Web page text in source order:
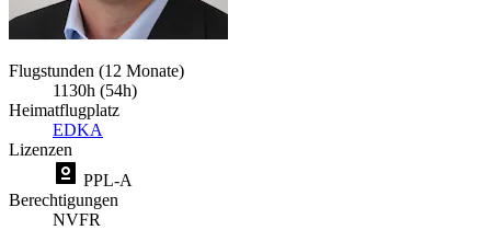
Flugstunden (12 Monate)
1130h (54h)
Heimatflugplatz
EDKA
Lizenzen
PPL-A
Berechtigungen
NVFR